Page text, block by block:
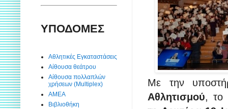
Με την
Αθλητισμού, το
ΥΠΟΔΟΜΕΣ
Αθλητικές Εγκαταστάσεις
Αίθουσα θεάτρου
Αίθουσα πολλαπλών
χρήσεων (Multiplex)
ΑΜΕΑ
Βιβλιοθήκη